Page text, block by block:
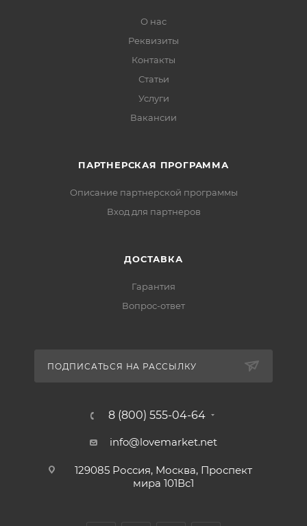
О нас
Реквизиты
Контакты
Статьи
Услуги
Вакансии
ПАРТНЕРСКАЯ ПРОГРАММА
Описание партнерской программы
Вход для партнеров
ДОСТАВКА
Гарантия
Вопрос-ответ
ПОДПИСАТЬСЯ НА РАССЫЛКУ
8 (800) 555-04-64
info@lovemarket.net
129085 Россия, Москва, Проспект
мира 101Вс1